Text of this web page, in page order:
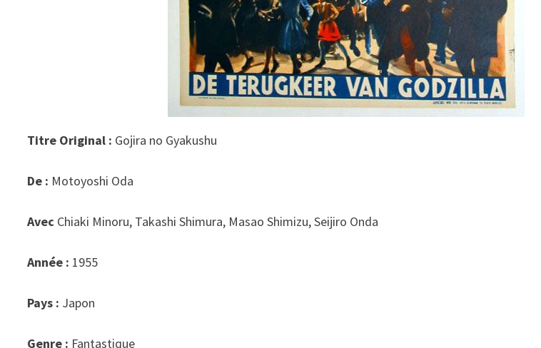
Titre Original : Gojira no Gyakushu
De : Motoyoshi Oda
Avec Chiaki Minoru, Takashi Shimura, Masao Shimizu, Seijiro Onda
Année : 1955
Pays : Japon
Genre : Fantastique